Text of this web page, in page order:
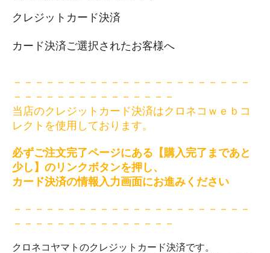
クレジットカード決済
カード決済ご選択されたお客様へ
－－－－－－－－－－－－－－－－－－－－－－
－－－－－－－－－－－－－－－
当店のクレジットカード決済はクロネコｗｅｂコ
レクトを使用しております。
必ずご注文完了ページにある【購入完了まであと
少し】のリンクボタンを押し、
カード決済の情報入力画面にお進みください
－－－－－－－－－－－－－－－－－－－－－－
－－－－－－－－－－－－－－－
クロネコヤマトのクレジットカード決済です。